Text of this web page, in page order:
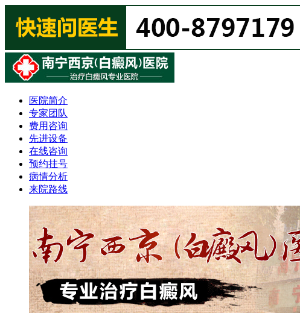
医院简介
专家团队
费用咨询
先进设备
在线咨询
预约挂号
病情分析
来院路线